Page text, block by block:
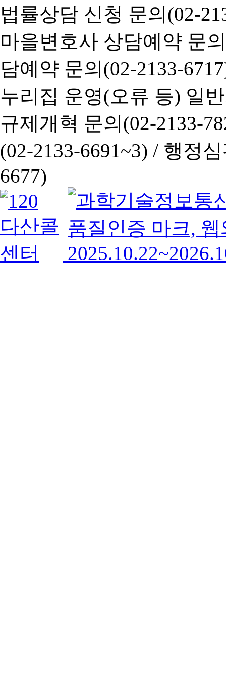
법률상담 신청 문의(02-
마을변호사 상담예약 문
담예약 문의(02-2133-
누리집 운영(오류 등) 일
규제개혁 문의(02-2133-
(02-2133-6691~3) / 행정심
6677)